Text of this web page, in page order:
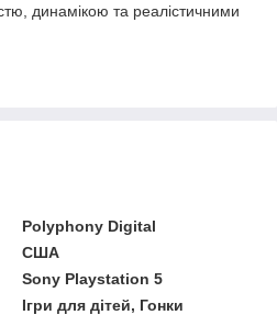
динамікою та реалістичними
Polyphony Digital
США
Sony Playstation 5
Ігри для дітей, Гонки